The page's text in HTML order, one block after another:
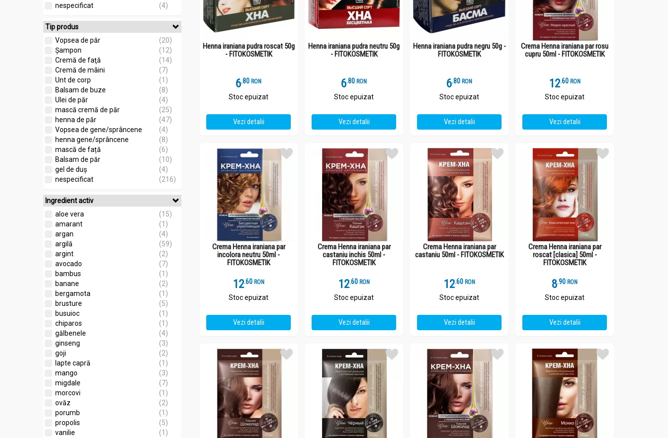
nespecificat
(4)
Tip produs
Vopsea de păr
(20)
Șampon
(12)
Cremă de faţă
(14)
Cremă de mâini
(7)
Unt de corp
(1)
Balsam de buze
(8)
Ulei de păr
(4)
mască cremă de păr
(25)
henna de păr
(47)
Vopsea de gene/sprâncene
(4)
henna gene/sprâncene
(8)
mască de față
(6)
Balsam de păr
(10)
gel de duș
(4)
nespecificat
(216)
Ingredient activ
aloe vera
(15)
amarant
(1)
argan
(4)
argilă
(59)
argint
(2)
avocado
(7)
bambus
(1)
banane
(2)
bergamota
(1)
brusture
(5)
busuioc
(1)
chiparos
(1)
gălbenele
(4)
ginseng
(3)
goji
(2)
lapte capră
(1)
mango
(3)
migdale
(7)
morcovi
(1)
ovăz
(2)
porumb
(1)
propolis
(5)
vanilie
(1)
Henna iraniana pudra roscat 50g
- FITOKOSMETIK
6.8 RON
Stoc epuizat
Vezi detalii
Henna iraniana pudra neutru 50g
- FITOKOSMETIK
6.8 RON
Stoc epuizat
Vezi detalii
Henna iraniana pudra negru 50g -
FITOKOSMETIK
6.8 RON
Stoc epuizat
Vezi detalii
Crema Henna iraniana par rosu
cupru 50ml - FITOKOSMETIK
12.6 RON
Stoc epuizat
Vezi detalii
Crema Henna iraniana par
incolora neutru 50ml -
FITOKOSMETIK
12.6 RON
Stoc epuizat
Vezi detalii
Crema Henna iraniana par
castaniu inchis 50ml -
FITOKOSMETIK
12.6 RON
Stoc epuizat
Vezi detalii
Crema Henna iraniana par
castaniu 50ml - FITOKOSMETIK
12.6 RON
Stoc epuizat
Vezi detalii
Crema Henna iraniana par
roscat [clasica] 50ml -
FITOKOSMETIK
8.9 RON
Stoc epuizat
Vezi detalii